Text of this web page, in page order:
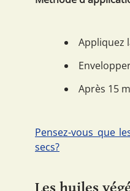
Appliquez
Après 15
Pensez-vous que
secs?